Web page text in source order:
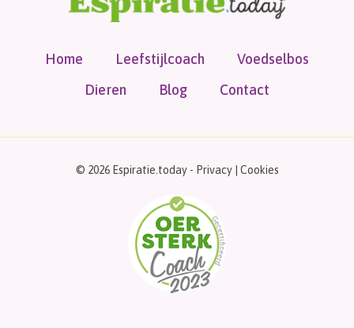
Home Leefstijlcoach
Voedselbos
Dieren
Blog Contact
© 2026 Espiratie.today - Privacy| Cookies